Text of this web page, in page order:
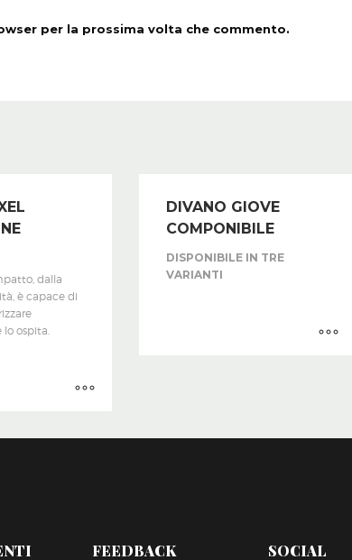
per la prossima volta che commento.
dalla
è capace di
lo ospita.
DIVANO GIOVE
COMPONIBILE
DISPONIBILE IN TRE
VARIANTI
FEEDBACK SOCIAL